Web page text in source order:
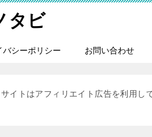
タビ
バシーポリシー お問い合わせ
イトはアフィリエイト広告を利用し